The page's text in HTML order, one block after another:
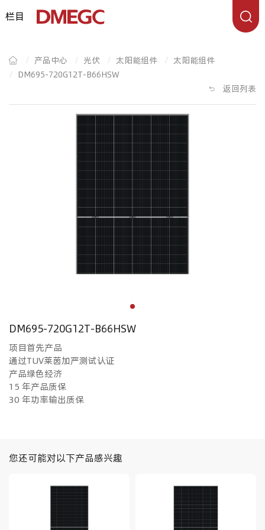
栏目
/ 产品中心 / 光伏 / 太阳能组件 / 太阳能组件
/ DM695-720G12T-B66HSW
返回列表
DM695-720G12T-B66HSW
项目首先产品
通过TUV莱茵加严测试认证
产品绿色经济
15 年产品质保
30 年功率输出质保
您还可能对以下产品感兴趣